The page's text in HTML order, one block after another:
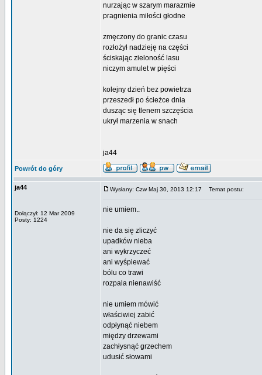
nurzając w szarym marazmie
pragnienia miłości głodne
zmęczony do granic czasu
rozłożył nadzieję na części
ściskając zieloność lasu
niczym amulet w pięści
kolejny dzień bez powietrza
przeszedł po ścieżce dnia
dusząc się tlenem szczęścia
ukrył marzenia w snach
ja44
Powrót do góry
ja44
Dołączył: 12 Mar 2009
Posty: 1224
Wysłany: Czw Maj 30, 2013 12:17 Temat postu:
nie umiem..
nie da się zliczyć
upadków nieba
ani wykrzyczeć
ani wyśpiewać
bólu co trawi
rozpala nienawiść
nie umiem mówić
właściwiej zabić
odpłynąć niebem
między drzewami
zachłysnąć grzechem
udusić słowami